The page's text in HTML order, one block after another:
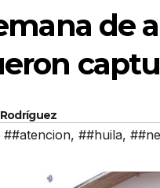
de
##atencion, ##huila,